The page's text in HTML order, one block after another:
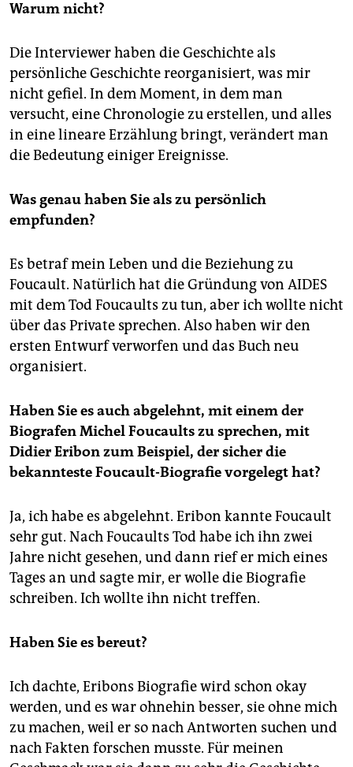
Warum nicht?
Die Interviewer haben die Geschichte als
persönliche Geschichte reorganisiert, was mir
nicht gefiel. In dem Moment, in dem man
versucht, eine Chronologie zu erstellen, und alles
in eine lineare Erzählung bringt, verändert man
die Bedeutung einiger Ereignisse.
Was genau haben Sie als zu persönlich
empfunden?
Es betraf mein Leben und die Beziehung zu
Foucault. Natürlich hat die Gründung von AIDES
mit dem Tod Foucaults zu tun, aber ich wollte nicht
über das Private sprechen. Also haben wir den
ersten Entwurf verworfen und das Buch neu
organisiert.
Haben Sie es auch abgelehnt, mit einem der
Biografen Michel Foucaults zu sprechen, mit
Didier Eribon zum Beispiel, der sicher die
bekannteste Foucault-Biografie vorgelegt hat?
Ja, ich habe es abgelehnt. Eribon kannte Foucault
sehr gut. Nach Foucaults Tod habe ich ihn zwei
Jahre nicht gesehen, und dann rief er mich eines
Tages an und sagte mir, er wolle die Biografie
schreiben. Ich wollte ihn nicht treffen.
Haben Sie es bereut?
Ich dachte, Eribons Biografie wird schon okay
werden, und es war ohnehin besser, sie ohne mich
zu machen, weil er so nach Antworten suchen und
nach Fakten forschen musste. Für meinen